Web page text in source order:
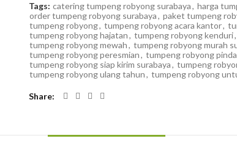
Tags: catering tumpeng robyong surabaya, harga
order tumpeng robyong surabaya, paket tumpeng
tumpeng robyong, tumpeng robyong acara kantor,
tumpeng robyong hajatan, tumpeng robyong kenduri,
tumpeng robyong mewah, tumpeng robyong murah
tumpeng robyong peresmian, tumpeng robyong
tumpeng robyong siap kirim surabaya, tumpeng
tumpeng robyong ulang tahun, tumpeng robyong
Share